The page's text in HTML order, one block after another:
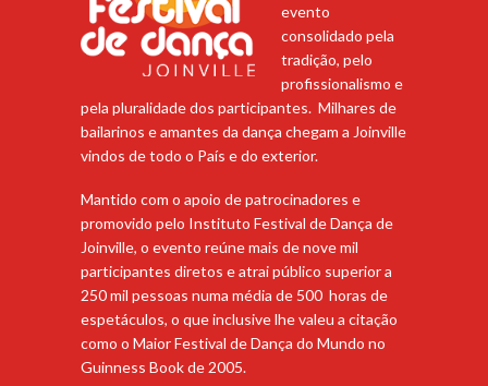
evento
consolidado pela
tradição, pelo
profissionalismo e
pela pluralidade dos participantes. Milhares de
bailarinos e amantes da dança chegam a Joinville
vindos de todo o País e do exterior.
Mantido com o apoio de patrocinadores e
promovido pelo Instituto Festival de Dança de
Joinville, o evento reúne mais de nove mil
participantes diretos e atrai público superior a
250 mil pessoas numa média de 500 horas de
espetáculos, o que inclusive lhe valeu a citação
como o Maior Festival de Dança do Mundo no
Guinness Book de 2005.